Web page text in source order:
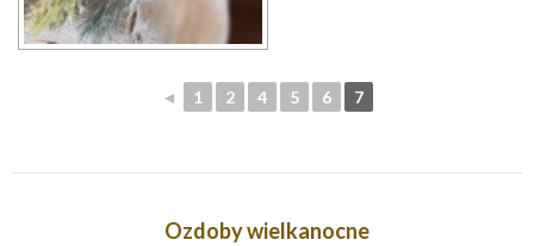
◄ 1 2 4 5 6 7
Ozdoby wielkanocne